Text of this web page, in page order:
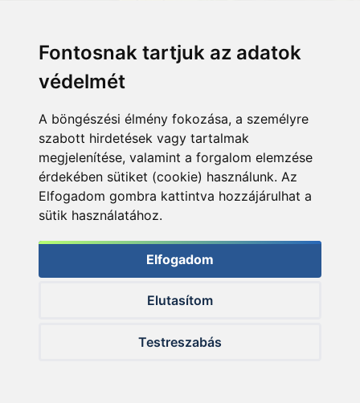
Fontosnak tartjuk az adatok
védelmét
A böngészési élmény fokozása, a személyre
szabott hirdetések vagy tartalmak
megjelenítése, valamint a forgalom elemzése
érdekében sütiket (cookie) használunk. Az
Elfogadom gombra kattintva hozzájárulhat a
sütik használatához.
Elfogadom
Elutasítom
Testreszabás